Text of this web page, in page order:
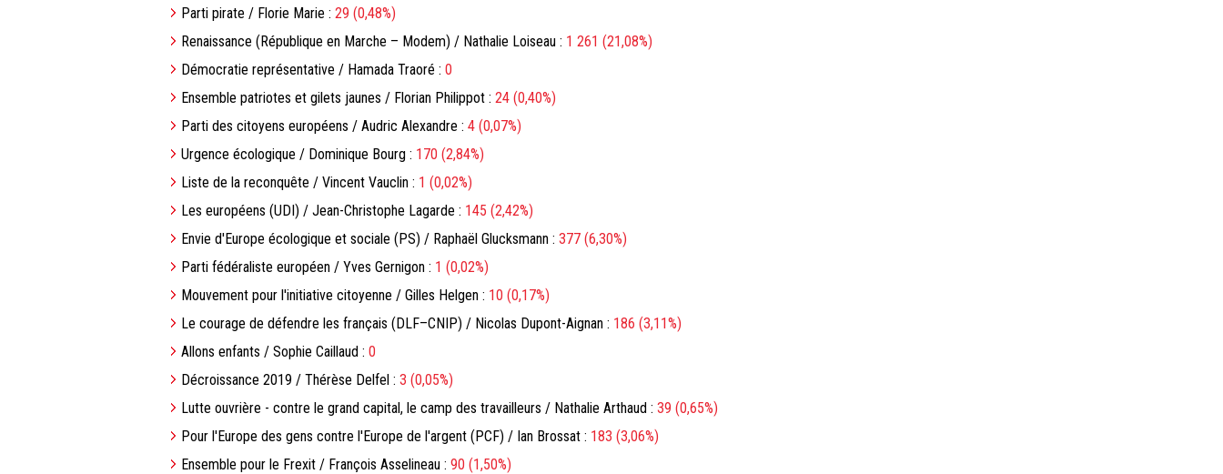
Parti pirate / Florie Marie : 29 (0,48%)
Renaissance (République en Marche – Modem) / Nathalie Loiseau : 1 261 (21,08%)
Démocratie représentative / Hamada Traoré : 0
Ensemble patriotes et gilets jaunes / Florian Philippot : 24 (0,40%)
Parti des citoyens européens / Audric Alexandre : 4 (0,07%)
Urgence écologique / Dominique Bourg : 170 (2,84%)
Liste de la reconquête / Vincent Vauclin : 1 (0,02%)
Les européens (UDI) / Jean-Christophe Lagarde : 145 (2,42%)
Envie d'Europe écologique et sociale (PS) / Raphaël Glucksmann : 377 (6,30%)
Parti fédéraliste européen / Yves Gernigon : 1 (0,02%)
Mouvement pour l'initiative citoyenne / Gilles Helgen : 10 (0,17%)
Le courage de défendre les français (DLF–CNIP) / Nicolas Dupont-Aignan : 186 (3,11%)
Allons enfants / Sophie Caillaud : 0
Décroissance 2019 / Thérèse Delfel : 3 (0,05%)
Lutte ouvrière - contre le grand capital, le camp des travailleurs / Nathalie Arthaud : 39 (0,65%)
Pour l'Europe des gens contre l'Europe de l'argent (PCF) / Ian Brossat : 183 (3,06%)
Ensemble pour le Frexit / François Asselineau : 90 (1,50%)